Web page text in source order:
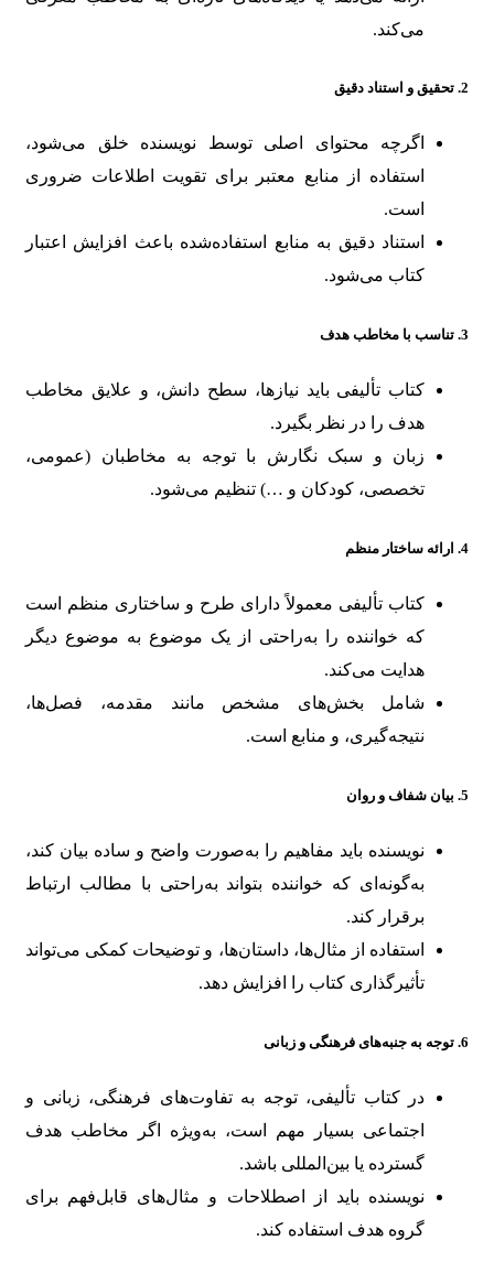
می‌کند.
2. تحقیق و استناد دقیق
اگرچه محتوای اصلی توسط نویسنده خلق می‌شود،
استفاده از منابع معتبر برای تقویت اطلاعات ضروری
است.
استناد دقیق به منابع استفاده‌شده باعث افزایش اعتبار
کتاب می‌شود.
3. تناسب با مخاطب هدف
کتاب تألیفی باید نیازها، سطح دانش، و علایق مخاطب
هدف را در نظر بگیرد.
زبان و سبک نگارش با توجه به مخاطبان (عمومی،
تخصصی، کودکان و …) تنظیم می‌شود.
4. ارائه ساختار منظم
کتاب تألیفی معمولاً دارای طرح و ساختاری منظم است
که خواننده را به‌راحتی از یک موضوع به موضوع دیگر
هدایت می‌کند.
شامل بخش‌های مشخص مانند مقدمه، فصل‌ها،
نتیجه‌گیری، و منابع است.
5. بیان شفاف و روان
نویسنده باید مفاهیم را به‌صورت واضح و ساده بیان کند،
به‌گونه‌ای که خواننده بتواند به‌راحتی با مطالب ارتباط
برقرار کند.
استفاده از مثال‌ها، داستان‌ها، و توضیحات کمکی می‌تواند
تأثیرگذاری کتاب را افزایش دهد.
6. توجه به جنبه‌های فرهنگی و زبانی
در کتاب تألیفی، توجه به تفاوت‌های فرهنگی، زبانی و
اجتماعی بسیار مهم است، به‌ویژه اگر مخاطب هدف
گسترده یا بین‌المللی باشد.
نویسنده باید از اصطلاحات و مثال‌های قابل‌فهم برای
گروه هدف استفاده کند.